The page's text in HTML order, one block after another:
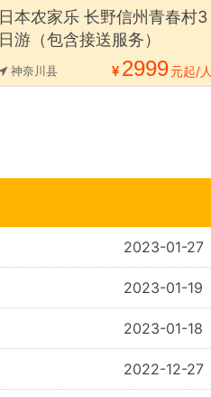
日本农家乐 长野信州青春村3
日游（包含接送服务）
神奈川县 2999元起/人
2023-01-27
2023-01-19
2023-01-18
2022-12-27